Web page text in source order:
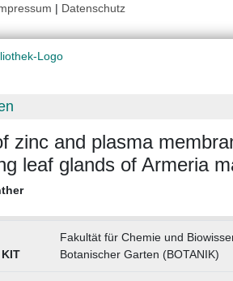
| Datenschutz
zinc and plasma
leaf glands of Armeria
Fakultät für Chemie und
Botanischer Garten (BOTANIK)